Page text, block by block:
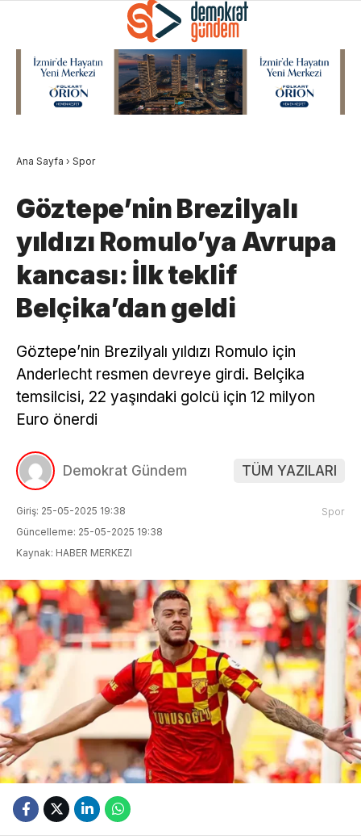
Ana Sayfa › Spor
Göztepe’nin Brezilyalı
yıldızı Romulo’ya Avrupa
kancası: İlk teklif
Belçika’dan geldi
Göztepe’nin Brezilyalı yıldızı Romulo için
Anderlecht resmen devreye girdi. Belçika
temsilcisi, 22 yaşındaki golcü için 12 milyon
Euro önerdi
Demokrat Gündem TÜM YAZILARI
Giriş: 25-05-2025 19:38
Güncelleme: 25-05-2025 19:38
Kaynak: HABER MERKEZI
Spor